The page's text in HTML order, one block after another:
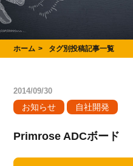
ホーム タグ別投稿記事一覧
2014/09/30
お知らせ 自社開発
Primrose ADCボード